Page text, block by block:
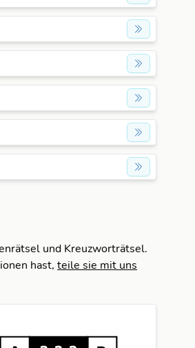
und Kreuzworträtsel.
hast, teile sie mit uns